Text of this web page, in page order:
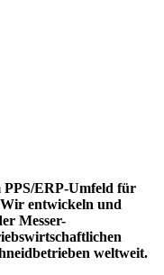
PPS/ERP-Umfeld für
entwickeln und
Messer-
weltweit.